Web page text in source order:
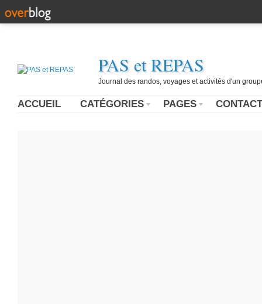
PAS et REPAS
Journal des randos, voyages et activités d'un
ACCUEIL CATÉGORIES PAGES CONTACT